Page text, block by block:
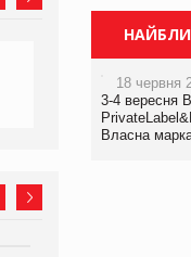
18 червня
3-4 вересня
Власна